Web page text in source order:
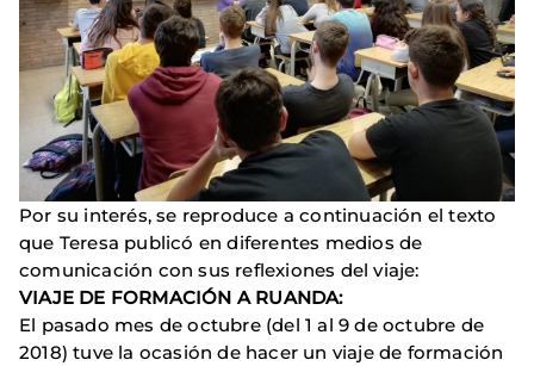
Por su interés, se reproduce a continuación el texto
que Teresa publicó en diferentes medios de
comunicación con sus reflexiones del viaje:
VIAJE DE FORMACIÓN A RUANDA:
El pasado mes de octubre (del 1 al 9 de octubre de
2018) tuve la ocasión de hacer un viaje de formación